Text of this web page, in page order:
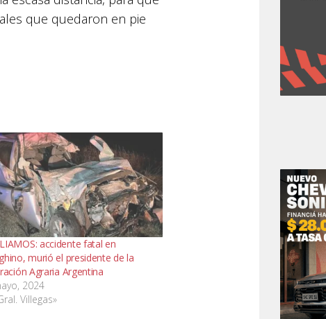
que quedaron en pie
accidente fatal en
murió el presidente de la
Agraria Argentina
2024
Villegas»